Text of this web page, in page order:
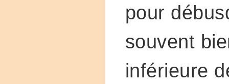
pour
souvent
inférieure